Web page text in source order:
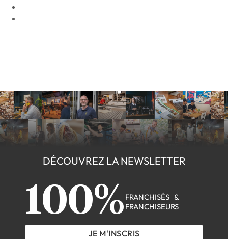
DÉCOUVREZ LA NEWSLETTER
100% FRANCHISÉS &
FRANCHISEURS
JE M'INSCRIS